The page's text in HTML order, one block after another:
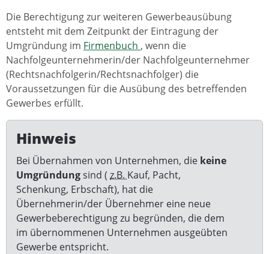
Die Berechtigung zur weiteren Gewerbeausübung
entsteht mit dem Zeitpunkt der Eintragung der
Umgründung im Firmenbuch , wenn die
Nachfolgeunternehmerin/der Nachfolgeunternehmer
(Rechtsnachfolgerin/Rechtsnachfolger) die
Voraussetzungen für die Ausübung des betreffenden
Gewerbes erfüllt.
Hinweis
Bei Übernahmen von Unternehmen, die keine
Umgründungsind ( z.B. Kauf, Pacht,
Schenkung, Erbschaft), hat die
Übernehmerin/der Übernehmer eine neue
Gewerbeberechtigung zu begründen, die dem
im übernommenen Unternehmen ausgeübten
Gewerbe entspricht.